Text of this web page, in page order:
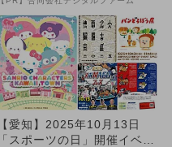
【愛知】2025年10月13日
「スポーツの日」開催イベン